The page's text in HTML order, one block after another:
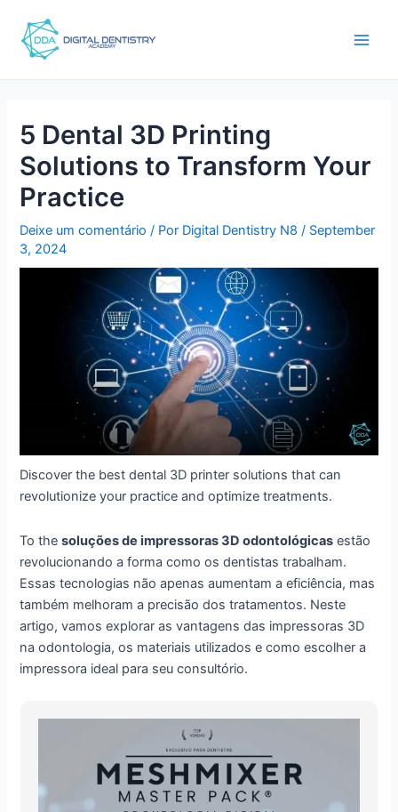
para
5 Dental 3D Printing
Solutions to Transform Your
Practice
Deixe um comentário / Por Digital Dentistry N8/ September
3, 2024
Discover the best dental 3D printer solutions that can
revolutionize your practice and optimize treatments.
To thesoluções de impressoras 3D odontológicas estão
revolucionando a forma como os dentistas trabalham.
Essas tecnologias não apenas aumentam a eficiência, mas
também melhoram a precisão dos tratamentos. Neste
artigo, vamos explorar as vantagens das impressoras 3D
na odontologia, os materiais utilizados e como escolher a
impressora ideal para seu consultório.
navigation